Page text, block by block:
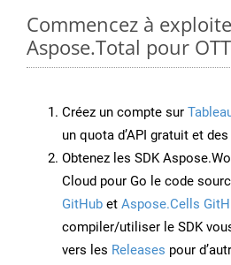
Commencez à
Aspose.Total pour
Créez un compte sur
un quota d’API gratuit et
Obtenez les SDK
Cloud pour Go le code
GitHub et Aspose.Cells
compiler/utiliser le SDK
vers les Releases pour